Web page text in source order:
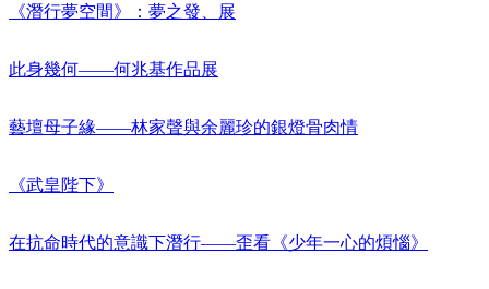
《潛行夢空間》：夢之發、展
此身幾何——何兆基作品展
藝壇母子緣——林家聲與余麗珍的銀燈骨肉情
《武皇陛下》
在抗命時代的意識下潛行——歪看《少年一心的煩惱》